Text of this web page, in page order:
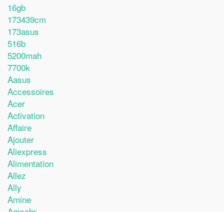
16gb
173439cm
173asus
516b
5200mah
7700k
Aasus
Accessoires
Acer
Activation
Affaire
Ajouter
Aliexpress
Alimentation
Allez
Ally
Amine